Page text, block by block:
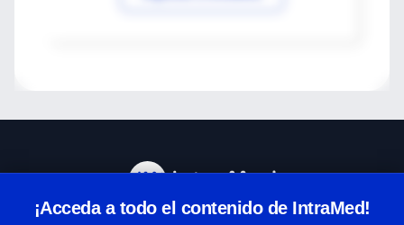
¡Acceda a todo el contenido de IntraMed!